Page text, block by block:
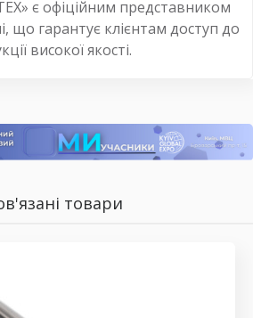
є офіційним представником
що гарантує клієнтам доступ до
високої якості.
товари